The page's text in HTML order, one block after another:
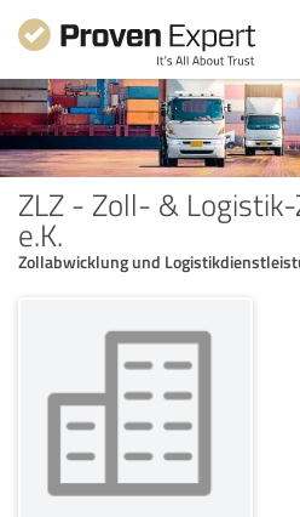
ZLZ - Zoll- &
e.K.
Zollabwicklung und